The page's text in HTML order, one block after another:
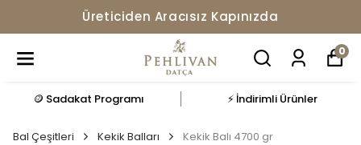
Üreticiden Aracısız Kapınızda
0
🪙 Sadakat Programı ⚡ İndirimli Ürünler
Bal Çeşitleri Kekik Balları Kekik Balı 4700 gr